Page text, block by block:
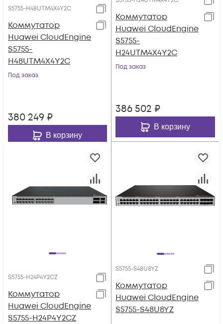
S5755-H48UTM4X4Y2C
Коммутатор
Huawei CloudEngine
S5755-
H48UTM4X4Y2C
Под заказ
380 249 ₽
В корзину
Коммутатор
Huawei CloudEngine
S5755-
H24UTM4X4Y2C
Под заказ
386 502 ₽
В корзину
S5755-H24P4Y2CZ
Коммутатор
Huawei CloudEngine
S5755-H24P4Y2CZ
S5755-S48U8YZ
Коммутатор
Huawei CloudEngine
S5755-S48U8YZ